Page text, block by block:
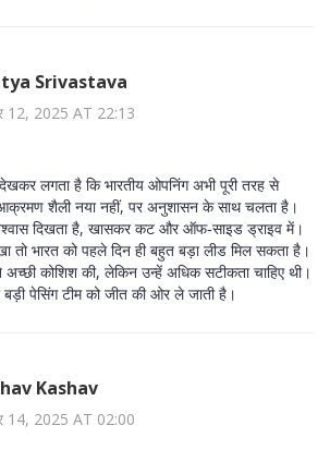
Srivastava
12, 2025 AT 22:13
लगता है कि भारतीय ओपनिंग अभी पूरी तरह से
शैली नया नहीं, पर अनुशासन के साथ चलता है।
दिखता है, खासकर कट और ऑफ‑साइड ड्राइव में।
तो भारत को पहले दिन ही बहुत बड़ा लीड मिल सकता है।
कोशिश की, लेकिन उन्हें अधिक सटीकता चाहिए थी।
बड़ी पेसिंग टीम को जीत की ओर ले जाती है।
Kashav
14, 2025 AT 02:00